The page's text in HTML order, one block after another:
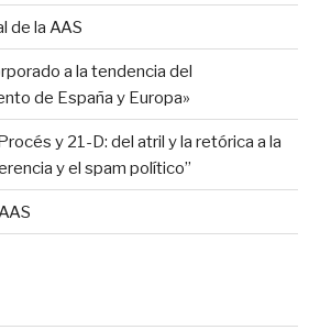
de la AAS
a la tendencia del
de España y Europa»
y 21-D: del atril y la retórica a la
y el spam político”